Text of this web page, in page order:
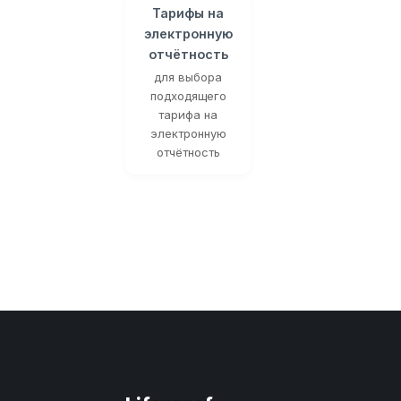
Тарифы на
электронную
отчётность
для выбора
подходящего
тарифа на
электронную
отчётность